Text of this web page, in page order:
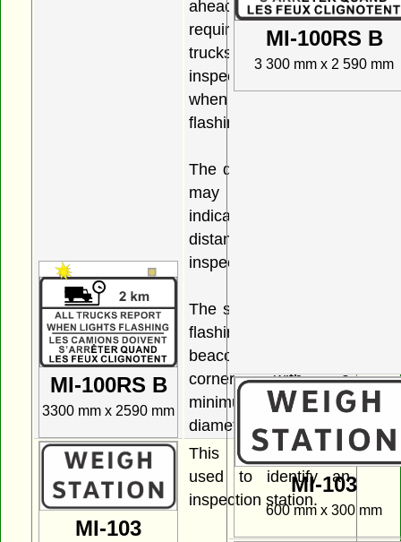
MI-100RS B
3300 mm x 2590 mm
ahead and the
requirement for all
trucks to report to the
inspection station
when the lights are
flashing.
The distance indicator
may be varied to
indicate the actual
distance to the
inspection station.
The sign must have a
flashing amber
beacon on each
corner with a
minimum lens
diameter of 200 mm.
MI-103
This sign must be
used to identify an
inspection station.
MI-100RS B
3 300 mm x 2 590 mm
MI-103
600 mm x 300 mm